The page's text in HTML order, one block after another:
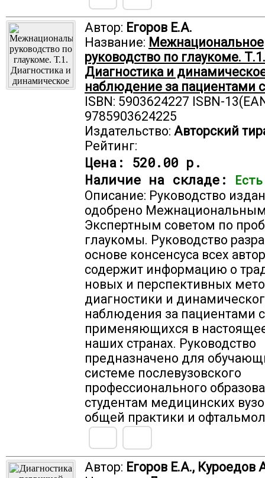
Автор: Егоров Е.А.
Название: Межнациональное
руководство по глаукоме. Т.1.
Диагностика и
наблюдение за пациентами
ISBN: 5903624227 ISBN-
9785903624225
Издательство: Авторский
Рейтинг:
Цена: 520.00 р.
Наличие на складе:
Описание: Руководство
одобрено
Экспертным советом по
глаукомы. Руководство
основе консенсуса всех
содержит информацию о
новых и перспективных
диагностики и
наблюдения за пациентами
применяющихся в
наших странах. Руководство
предназначено для
системе послевузовского
профессионального
студентам медицинских
общей практики и
Автор: Егоров Е.А., Куроедов